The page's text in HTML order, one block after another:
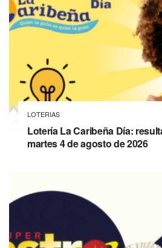
LOTERIAS
Lotería La Caribeña Día:
martes 4 de agosto de 2026